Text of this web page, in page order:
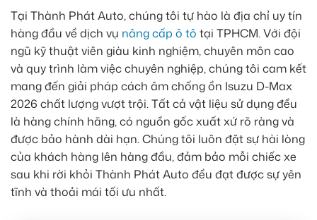
Tại Thành Phát Auto, chúng tôi tự hào là địa chỉ uy tín
hàng đầu về dịch vụ nâng cấp ô tô tại TPHCM. Với đội
ngũ kỹ thuật viên giàu kinh nghiệm, chuyên môn cao
và quy trình làm việc chuyên nghiệp, chúng tôi cam kết
mang đến giải pháp cách âm chống ồn Isuzu D-Max
2026 chất lượng vượt trội. Tất cả vật liệu sử dụng đều
là hàng chính hãng, có nguồn gốc xuất xứ rõ ràng và
được bảo hành dài hạn. Chúng tôi luôn đặt sự hài lòng
của khách hàng lên hàng đầu, đảm bảo mỗi chiếc xe
sau khi rời khỏi Thành Phát Auto đều đạt được sự yên
tĩnh và thoải mái tối ưu nhất.